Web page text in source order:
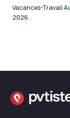
Vacances-Travail
2026